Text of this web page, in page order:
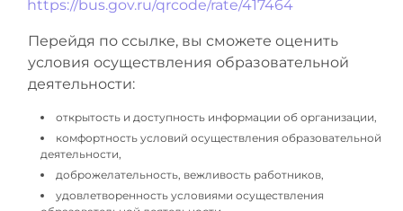
https://bus.gov.ru/qrcode/rate/417464
Перейдя по ссылке, вы сможете оценить
условия осуществления образовательной
деятельности:
открытость и доступность информации об организации,
комфортность условий осуществления образовательной
деятельности,
доброжелательность, вежливость работников,
удовлетворенность условиями осуществления